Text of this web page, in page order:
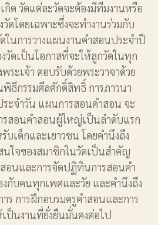
ด วัดแต่ละวัดจะต้องมีทีมงานหรือ
ดโดยเฉพาะซึ่งจะทำงานร่วมกับ
ในการวางแผนงานคำสอนประจำปี
วัดเป็นโอกาสที่จะให้ลูกวัดในทุก
ระเจ้า ตอบรับด้วยพระวาจาด้วย
พิธีกรรมศีลศักดิ์สิทธิ์ การภาวนา
ะจำวัน แผนการสอนคำสอน จะ
รสอนคำสอนผู้ใหญ่เป็นลำดับแรก
เด็กและเยาวชน โดยคำนึงถึง
นใจของสมาชิกในวัดเป็นสำคัญ
อนและการจัดปฏิทินการสอนคำ
กับคนทุกเพศและวัย และคำนึงถึง
าร การฝึกอบรมครูคำสอนและการ
ป็นงานที่ยั่งยืนมั่นคงต่อไป